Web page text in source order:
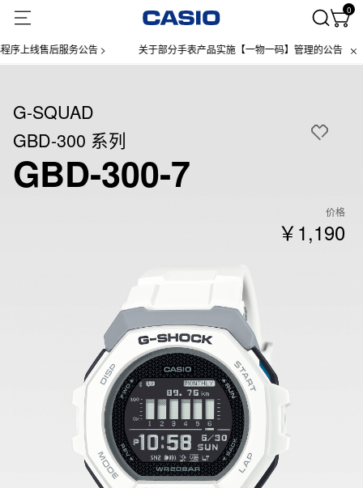
0
后服务公告 > 关于部分手表产品实施【一物一码】管理的公告 > 微
G-SQUAD
GBD-300 系列
GBD-300-7
价格
￥1,190